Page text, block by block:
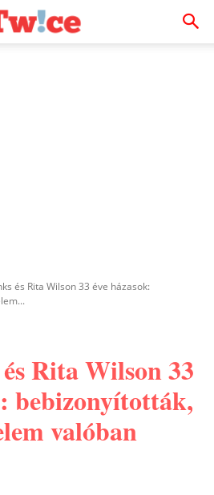
és Rita Wilson 33 éve házasok:
Rita Wilson 33
bebizonyították,
valóban